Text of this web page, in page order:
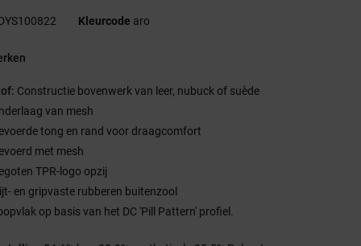
Kleurcode aro
Constructie bovenwerk van leer, nubuck of suède
van mesh
tong en rand voor draagcomfort
met mesh
TPR-logo opzij
en gripvaste rubberen buitenzool
op basis van het DC 'Pill Pattern' profiel.